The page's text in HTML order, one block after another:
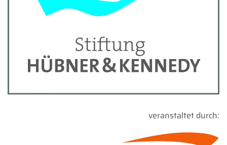
veranstaltet durch: